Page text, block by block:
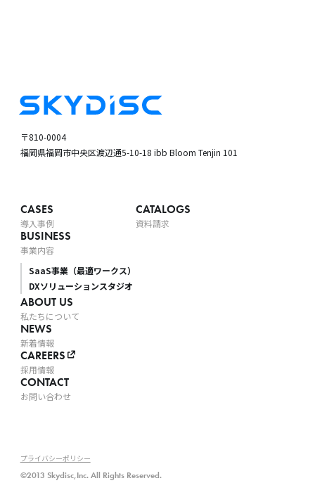
〒810-0004
福岡県福岡市中央区渡辺通5-10-18 ibb Bloom Tenjin 101
CASES
導入事例
BUSINESS
事業内容
SaaS事業（最適ワークス）
DXソリューションスタジオ
ABOUT US
私たちについて
NEWS
新着情報
CAREERS
採用情報
CONTACT
お問い合わせ
CATALOGS
資料請求
プライバシーポリシー
©2013 Skydisc,Inc. All Rights Reserved.